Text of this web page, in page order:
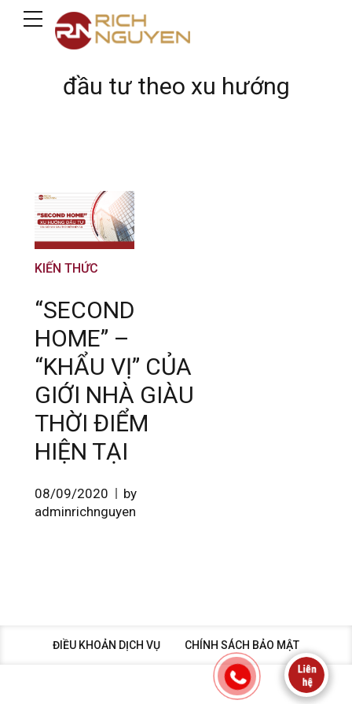
đầu tư theo xu hướng
KIẾN THỨC
“SECOND
HOME” –
“KHẨU VỊ” CỦA
GIỚI NHÀ GIÀU
THỜI ĐIỂM
HIỆN TẠI
08/09/2020
by
adminrichnguyen
ĐIỀU KHOẢN DỊCH VỤ CHÍNH SÁCH BẢO MẬT